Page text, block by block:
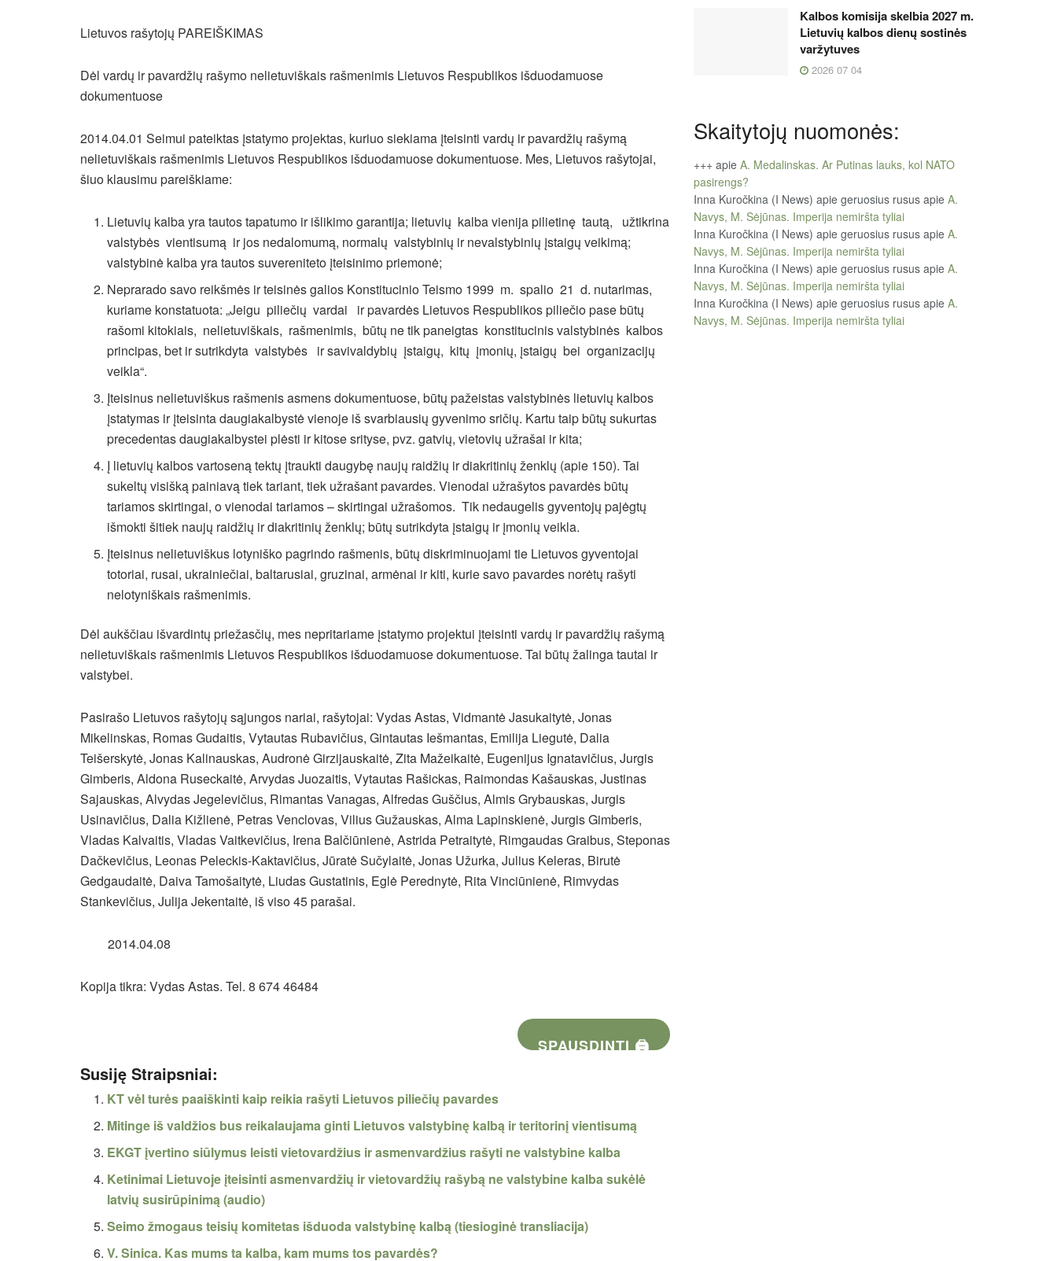
Lietuvos rašytojų PAREIŠKIMAS
Dėl vardų ir pavardžių rašymo nelietuviškais rašmenimis Lietuvos Respublikos išduodamuose
dokumentuose
2014.04.01 Seimui pateiktas įstatymo projektas, kuriuo siekiama įteisinti vardų ir pavardžių rašymą
nelietuviškais rašmenimis Lietuvos Respublikos išduodamuose dokumentuose. Mes, Lietuvos rašytojai,
šiuo klausimu pareiškiame:
Lietuvių kalba yra tautos tapatumo ir išlikimo garantija; lietuvių kalba vienija pilietinę tautą, užtikrina
valstybės vientisumą ir jos nedalomumą, normalų valstybinių ir nevalstybinių įstaigų veikimą;
valstybinė kalba yra tautos suvereniteto įteisinimo priemonė;
Neprarado savo reikšmės ir teisinės galios Konstitucinio Teismo 1999 m. spalio 21 d. nutarimas,
kuriame konstatuota: „Jeigu piliečių vardai ir pavardės Lietuvos Respublikos piliečio pase būtų
rašomi kitokiais, nelietuviškais, rašmenimis, būtų ne tik paneigtas konstitucinis valstybinės kalbos
principas, bet ir sutrikdyta valstybės ir savivaldybių įstaigų, kitų įmonių, įstaigų bei organizacijų
veikla“.
Įteisinus nelietuviškus rašmenis asmens dokumentuose, būtų pažeistas valstybinės lietuvių kalbos
įstatymas ir įteisinta daugiakalbystė vienoje iš svarbiausių gyvenimo sričių. Kartu taip būtų sukurtas
precedentas daugiakalbystei plėsti ir kitose srityse, pvz. gatvių, vietovių užrašai ir kita;
Į lietuvių kalbos vartoseną tektų įtraukti daugybę naujų raidžių ir diakritinių ženklų (apie 150). Tai
sukeltų visišką painiavą tiek tariant, tiek užrašant pavardes. Vienodai užrašytos pavardės būtų
tariamos skirtingai, o vienodai tariamos – skirtingai užrašomos. Tik nedaugelis gyventojų pajėgtų
išmokti šitiek naujų raidžių ir diakritinių ženklų; būtų sutrikdyta įstaigų ir įmonių veikla.
Įteisinus nelietuviškus lotyniško pagrindo rašmenis, būtų diskriminuojami tie Lietuvos gyventojai
totoriai, rusai, ukrainiečiai, baltarusiai, gruzinai, armėnai ir kiti, kurie savo pavardes norėtų rašyti
nelotyniškais rašmenimis.
Dėl aukščiau išvardintų priežasčių, mes nepritariame įstatymo projektui įteisinti vardų ir pavardžių rašymą
nelietuviškais rašmenimis Lietuvos Respublikos išduodamuose dokumentuose. Tai būtų žalinga tautai ir
valstybei.
Pasirašo Lietuvos rašytojų sąjungos nariai, rašytojai: Vydas Astas, Vidmantė Jasukaitytė, Jonas
Mikelinskas, Romas Gudaitis, Vytautas Rubavičius, Gintautas Iešmantas, Emilija Liegutė, Dalia
Teišerskytė, Jonas Kalinauskas, Audronė Girzijauskaitė, Zita Mažeikaitė, Eugenijus Ignatavičius, Jurgis
Gimberis, Aldona Ruseckaitė, Arvydas Juozaitis, Vytautas Rašickas, Raimondas Kašauskas, Justinas
Sajauskas, Alvydas Jegelevičius, Rimantas Vanagas, Alfredas Guščius, Almis Grybauskas, Jurgis
Usinavičius, Dalia Kižlienė, Petras Venclovas, Vilius Gužauskas, Alma Lapinskienė, Jurgis Gimberis,
Vladas Kalvaitis, Vladas Vaitkevičius, Irena Balčiūnienė, Astrida Petraitytė, Rimgaudas Graibus, Steponas
Dačkevičius, Leonas Peleckis-Kaktavičius, Jūratė Sučylaitė, Jonas Užurka, Julius Keleras, Birutė
Gedgaudaitė, Daiva Tamošaitytė, Liudas Gustatinis, Eglė Perednytė, Rita Vinciūnienė, Rimvydas
Stankevičius, Julija Jekentaitė, iš viso 45 parašai.
2014.04.08
Kopija tikra: Vydas Astas. Tel. 8 674 46484
SPAUSDINTI 🖨
Susiję Straipsniai:
KT vėl turės paaiškinti kaip reikia rašyti Lietuvos piliečių pavardes
Mitinge iš valdžios bus reikalaujama ginti Lietuvos valstybinę kalbą ir teritorinį vientisumą
EKGT įvertino siūlymus leisti vietovardžius ir asmenvardžius rašyti ne valstybine kalba
Ketinimai Lietuvoje įteisinti asmenvardžių ir vietovardžių rašybą ne valstybine kalba sukėlė
latvių susirūpinimą (audio)
Seimo žmogaus teisių komitetas išduoda valstybinę kalbą (tiesioginė transliacija)
V. Sinica. Kas mums ta kalba, kam mums tos pavardės?
Kalbos komisija skelbia 2027 m.
Lietuvių kalbos dienų sostinės
varžytuves
2026 07 04
Skaitytojų nuomonės:
+++ apie A. Medalinskas. Ar Putinas lauks, kol NATO
pasirengs?
Inna Kuročkina (I News) apie geruosius rusus apie A.
Navys, M. Sėjūnas. Imperija nemiršta tyliai
Inna Kuročkina (I News) apie geruosius rusus apie A.
Navys, M. Sėjūnas. Imperija nemiršta tyliai
Inna Kuročkina (I News) apie geruosius rusus apie A.
Navys, M. Sėjūnas. Imperija nemiršta tyliai
Inna Kuročkina (I News) apie geruosius rusus apie A.
Navys, M. Sėjūnas. Imperija nemiršta tyliai